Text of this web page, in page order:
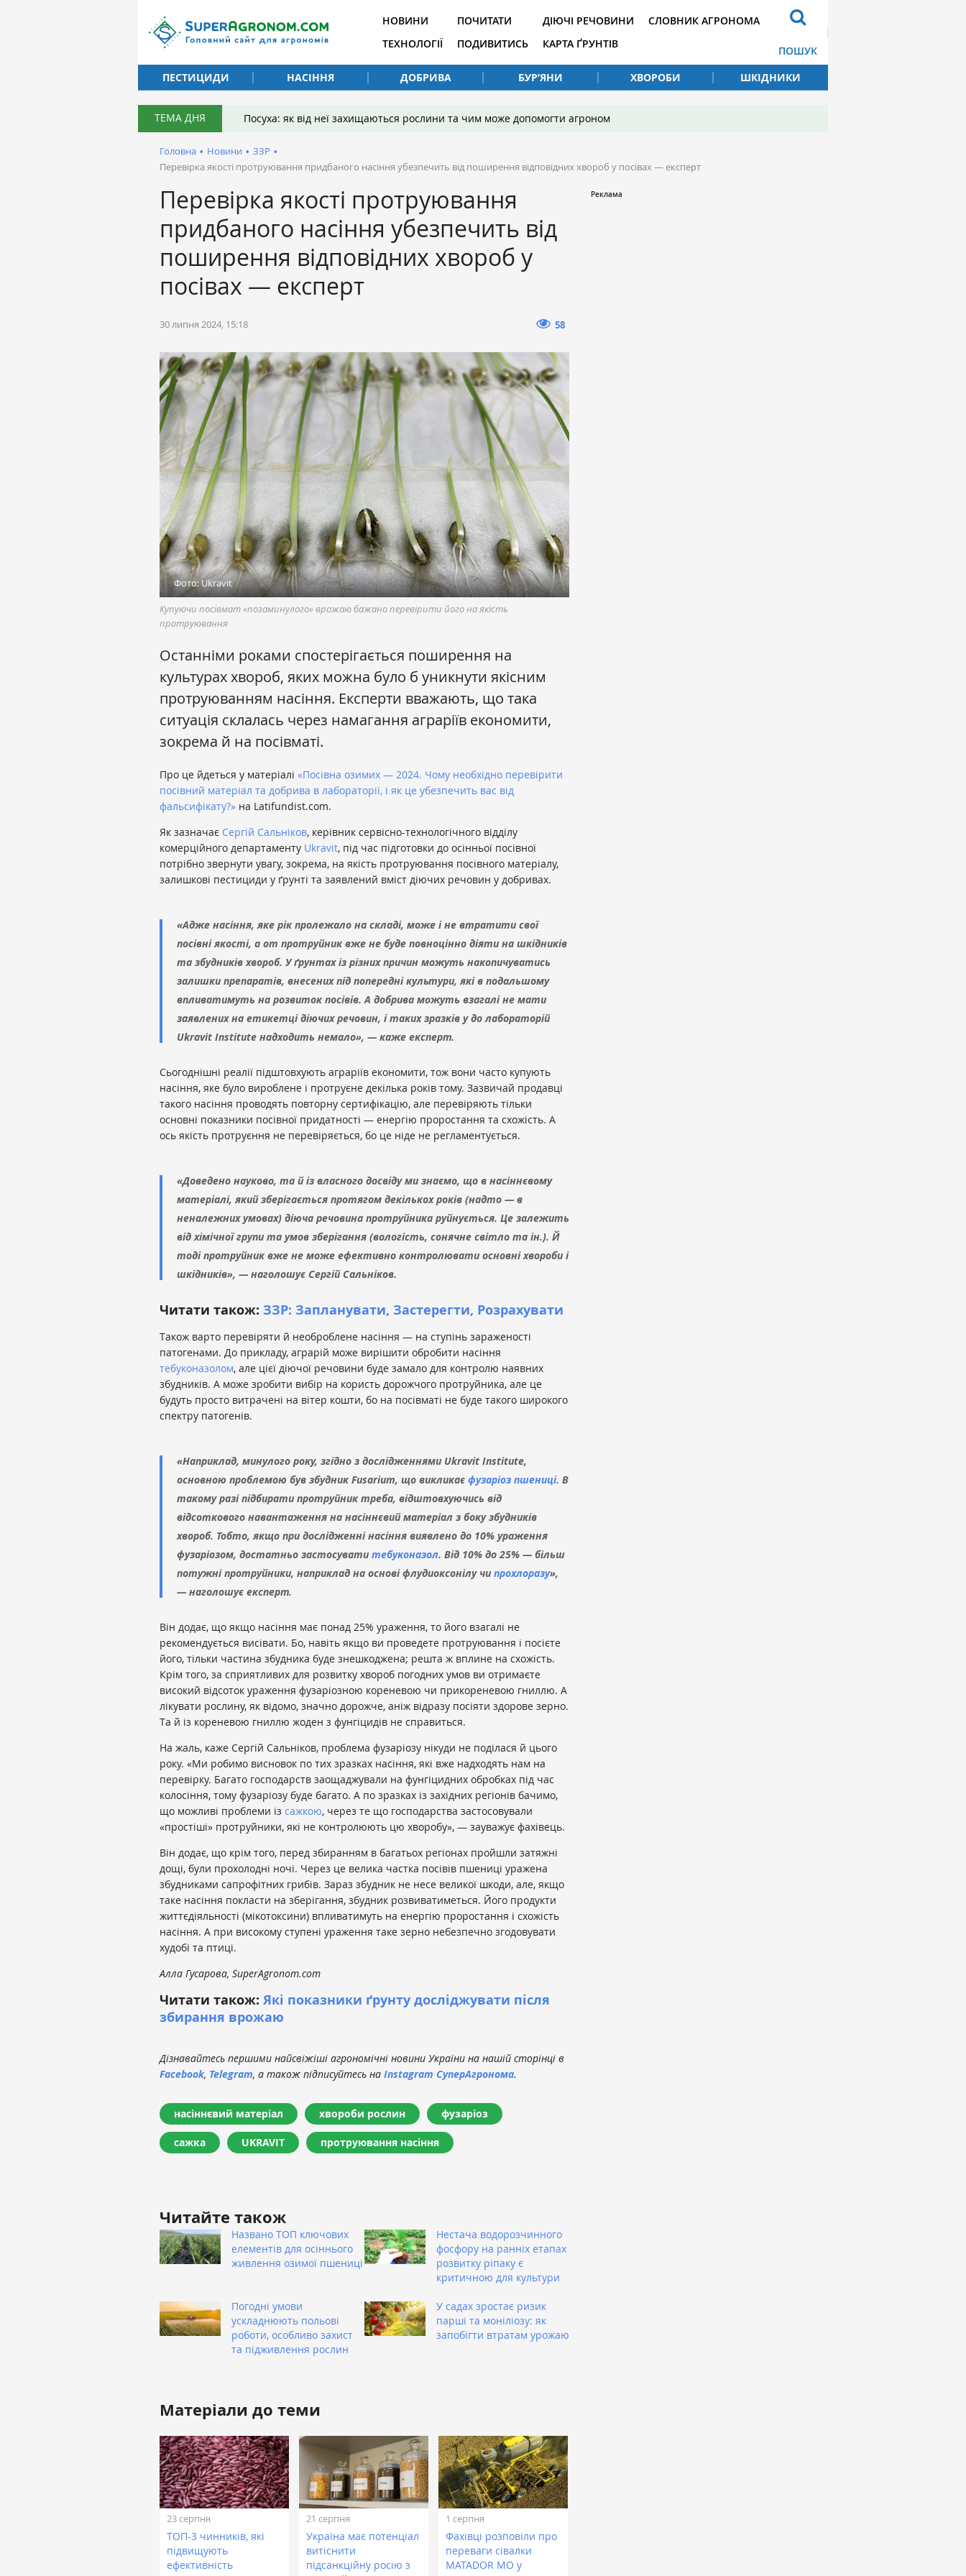
НОВИНИ
ТЕХНОЛОГІЇ
ПОЧИТАТИ
ПОДИВИТИСЬ
ДІЮЧІ РЕЧОВИНИ
КАРТА ҐРУНТІВ
СЛОВНИК АГРОНОМА
ПОШУК
ПЕСТИЦИДИ
НАСІННЯ ДОБРИВА БУР’ЯНИ ХВОРОБИ ШКІДНИКИ
ТЕМА ДНЯ Посуха: як від неї захищаються рослини та чим може допомогти агроном
Головна • Новини • ЗЗР •
Перевірка якості протруювання придбаного насіння убезпечить від поширення відповідних хвороб у посівах — експерт
Перевірка якості протруювання
придбаного насіння убезпечить від
поширення відповідних хвороб у
посівах — експерт
30 липня 2024, 15:18 58
Фото: Ukravit
Купуючи посівмат «позаминулого» врожаю бажано перевірити його на якість
протруювання
Останніми роками спостерігається поширення на
культурах хвороб, яких можна було б уникнути якісним
протруюванням насіння. Експерти вважають, що така
ситуація склалась через намагання аграріїв економити,
зокрема й на посівматі.
Про це йдеться у матеріалі «Посівна озимих — 2024. Чому необхідно перевірити
посівний матеріал та добрива в лабораторії, і як це убезпечить вас від
фальсифікату?» на Latifundist.com.
Як зазначає Сергій Сальніков, керівник сервісно-технологічного відділу
комерційного департаменту Ukravit, під час підготовки до осінньої посівної
потрібно звернути увагу, зокрема, на якість протруювання посівного матеріалу,
залишкові пестициди у ґрунті та заявлений вміст діючих речовин у добривах.
«Адже насіння, яке рік пролежало на складі, може і не втратити свої
посівні якості, а от протруйник вже не буде повноцінно діяти на шкідників
та збудників хвороб. У ґрунтах із різних причин можуть накопичуватись
залишки препаратів, внесених під попередні культури, які в подальшому
впливатимуть на розвиток посівів. А добрива можуть взагалі не мати
заявлених на етикетці діючих речовин, і таких зразків у до лабораторій
Ukravit Institute надходить немало», — каже експерт.
Сьогоднішні реалії підштовхують аграріїв економити, тож вони часто купують
насіння, яке було вироблене і протруєне декілька років тому. Зазвичай продавці
такого насіння проводять повторну сертифікацію, але перевіряють тільки
основні показники посівної придатності — енергію проростання та схожість. А
ось якість протруєння не перевіряється, бо це ніде не регламентується.
«Доведено науково, та й із власного досвіду ми знаємо, що в насіннєвому
матеріалі, який зберігається протягом декількох років (надто — в
неналежних умовах) діюча речовина протруйника руйнується. Це залежить
від хімічної групи та умов зберігання (вологість, сонячне світло та ін.). Й
тоді протруйник вже не може ефективно контролювати основні хвороби і
шкідників», — наголошує Сергій Сальніков.
Читати також: ЗЗР: Запланувати, Застерегти, Розрахувати
Також варто перевіряти й необроблене насіння — на ступінь зараженості
патогенами. До прикладу, аграрій може вирішити обробити насіння
тебуконазолом, але цієї діючої речовини буде замало для контролю наявних
збудників. А може зробити вибір на користь дорожчого протруйника, але це
будуть просто витрачені на вітер кошти, бо на посівматі не буде такого широкого
спектру патогенів.
«Наприклад, минулого року, згідно з дослідженнями Ukravit Institute,
основною проблемою був збудникFusarium, що викликає фузаріоз пшениці. В
такому разі підбирати протруйник треба, відштовхуючись від
відсоткового навантаження на насіннєвий матеріал з боку збудників
хвороб. Тобто, якщо при дослідженні насіння виявлено до 10% ураження
фузаріозом, достатньо застосувати тебуконазол. Від 10% до 25% — більш
потужні протруйники, наприклад на основі флудиоксонілу чи прохлоразу»,
— наголошує експерт.
Він додає, що якщо насіння має понад 25% ураження, то його взагалі не
рекомендується висівати. Бо, навіть якщо ви проведете протруювання і посієте
його, тільки частина збудника буде знешкоджена; решта ж вплине на схожість.
Крім того, за сприятливих для розвитку хвороб погодних умов ви отримаєте
високий відсоток ураження фузаріозною кореневою чи прикореневою гниллю. А
лікувати рослину, як відомо, значно дорожче, аніж відразу посіяти здорове зерно.
Та й із кореневою гниллю жоден з фунгіцидів не справиться.
На жаль, каже Сергій Сальніков, проблема фузаріозу нікуди не поділася й цього
року. «Ми робимо висновок по тих зразках насіння, які вже надходять нам на
перевірку. Багато господарств заощаджували на фунгіцидних обробках під час
колосіння, тому фузаріозу буде багато. А по зразках із західних регіонів бачимо,
що можливі проблеми із сажкою, через те що господарства застосовували
«простіші» протруйники, які не контролюють цю хворобу», — зауважує фахівець.
Він додає, що крім того, перед збиранням в багатьох регіонах пройшли затяжні
дощі, були прохолодні ночі. Через це велика частка посівів пшениці уражена
збудниками сапрофітних грибів. Зараз збудник не несе великої шкоди, але, якщо
таке насіння покласти на зберігання, збудник розвиватиметься. Його продукти
життєдіяльності (мікотоксини) впливатимуть на енергію проростання і схожість
насіння. А при високому ступені ураження таке зерно небезпечно згодовувати
худобі та птиці.
Алла Гусарова, SuperAgronom.com
Читати також: Які показники ґрунту досліджувати після
збирання врожаю
Дізнавайтесь першими найсвіжіші агрономічні новини України на нашій сторінці в
Facebook, Telegram, а також підписуйтесь на Instagram СуперАгронома.
насіннєвий матеріал хвороби рослин фузаріоз
сажка UKRAVIT протруювання насіння
Читайте також
Названо ТОП ключових
елементів для осіннього
живлення озимої пшениці
Нестача водорозчинного
фосфору на ранніх етапах
розвитку ріпаку є
критичною для культури
Погодні умови
ускладнюють польові
роботи, особливо захист
та підживлення рослин
У садах зростає ризик
парші та моніліозу: як
запобігти втратам урожаю
Матеріали до теми
23 серпня
ТОП-3 чинників, які
підвищують
ефективність
21 серпня
Україна має потенціал
витіснити
підсанкційну росію з
1 серпня
Фахівці розповіли про
переваги сівалки
MATADOR MO у